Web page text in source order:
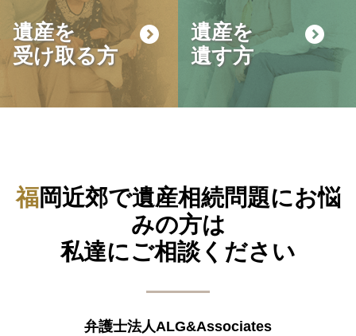
遺産を
受け取る方
遺産を
遺す方
福岡近郊で遺産相続問題にお悩
みの方は
私達にご相談ください
弁護士法人ALG&Associates